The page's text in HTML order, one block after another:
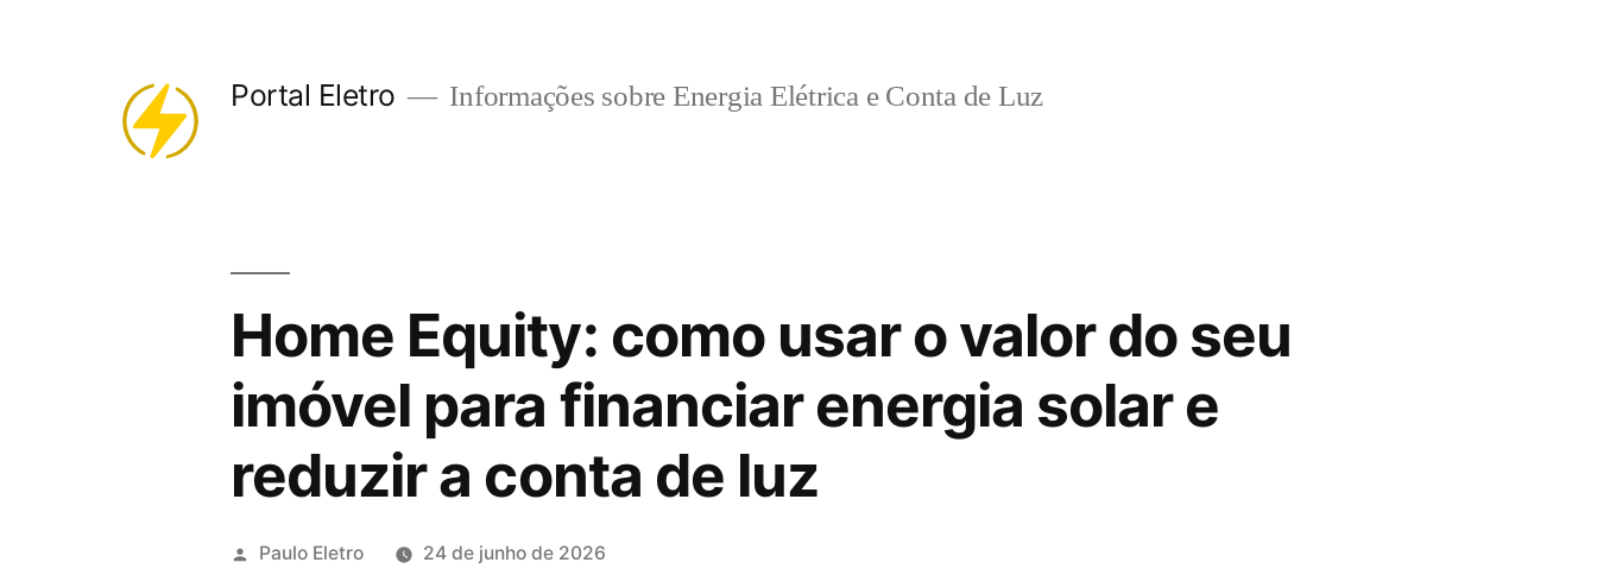
Portal Eletro Informações sobre Energia Elétrica e Conta de Luz
Home Equity: como usar o valor do seu
imóvel para financiar energia solar e
reduzir a conta de luz
Publicado
Paulo Eletro 24 de junho de 2026